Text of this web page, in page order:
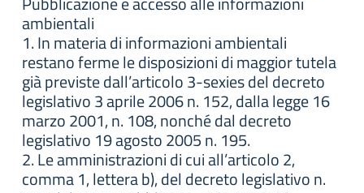
ambientali
1. In materia di informazioni ambientali
restano ferme le disposizioni di maggior tutela
già previste dall’articolo 3-sexies del decreto
legislativo 3 aprile 2006 n. 152, dalla legge 16
marzo 2001, n. 108, nonché dal decreto
legislativo 19 agosto 2005 n. 195.
2. Le amministrazioni di cui all’articolo 2,
comma 1, lettera b), del decreto legislativo n.